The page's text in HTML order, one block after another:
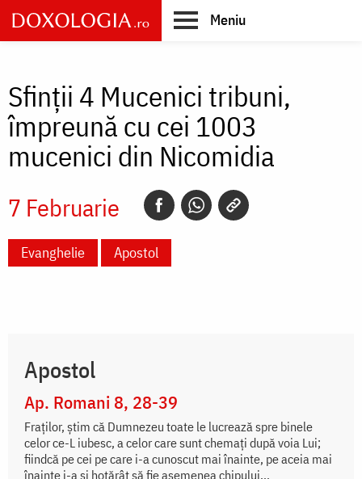
Skip
to
main
Meniu
Sfinții 4 Mucenici tribuni,
împreună cu cei 1003
mucenici din Nicomidia
7 Februarie
Evanghelie Apostol
Apostol
Ap. Romani 8, 28-39
Fraţilor, ştim că Dumnezeu toate le lucrează spre binele
celor ce-L iubesc, a celor care sunt chemaţi după voia Lui;
fiindcă pe cei pe care i-a cunoscut mai înainte, pe aceia mai
înainte i-a şi hotărât să fie asemenea chipului...